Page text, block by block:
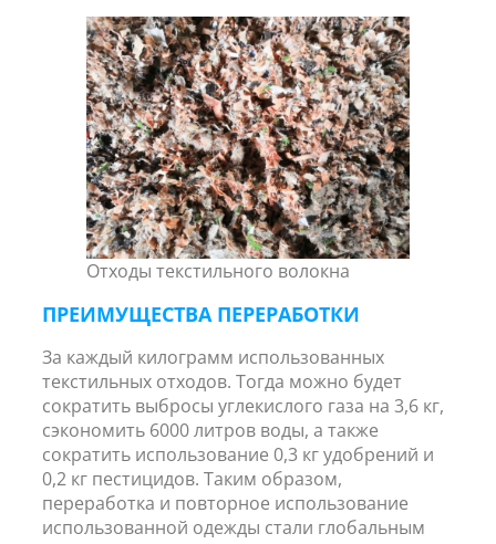
Отходы текстильного волокна
ПРЕИМУЩЕСТВА ПЕРЕРАБОТКИ
За каждый килограмм использованных
текстильных отходов. Тогда можно будет
сократить выбросы углекислого газа на 3,6 кг,
сэкономить 6000 литров воды, а также
сократить использование 0,3 кг удобрений и
0,2 кг пестицидов. Таким образом,
переработка и повторное использование
использованной одежды стали глобальным